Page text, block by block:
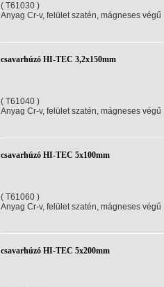
( T61030 )
Anyag Cr-v, felület szatén, mágneses végű
csavarhúzó HI-TEC 3,2x150mm
( T61040 )
Anyag Cr-v, felület szatén, mágneses végű
csavarhúzó HI-TEC 5x100mm
( T61060 )
Anyag Cr-v, felület szatén, mágneses végű
csavarhúzó HI-TEC 5x200mm